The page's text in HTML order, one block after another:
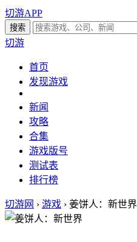
切游APP
切游
首页
发现游戏
新闻
攻略
合集
游戏版号
测试表
排行榜
切游网 › 游戏 › 姜饼人：新世界